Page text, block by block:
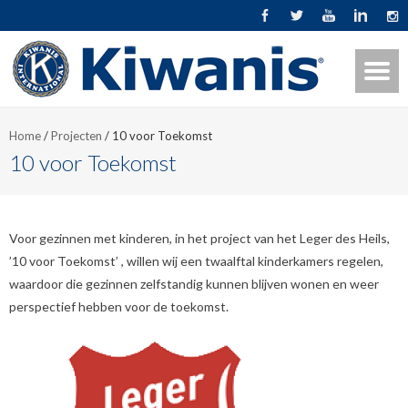
Home/Projecten / 10 voor Toekomst
10 voor Toekomst
Voor gezinnen met kinderen, in het project van het Leger des Heils,
’10 voor Toekomst’ , willen wij een twaalftal kinderkamers regelen,
waardoor die gezinnen zelfstandig kunnen blijven wonen en weer
perspectief hebben voor de toekomst.